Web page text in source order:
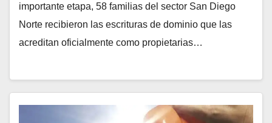
importante etapa, 58 familias del sector San Diego
Norte recibieron las escrituras de dominio que las
acreditan oficialmente como propietarias…